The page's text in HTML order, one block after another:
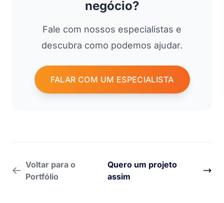
negócio?
Fale com nossos especialistas e
descubra como podemos ajudar.
FALAR COM UM ESPECIALISTA
Voltar para o
Portfólio
Quero um projeto
assim